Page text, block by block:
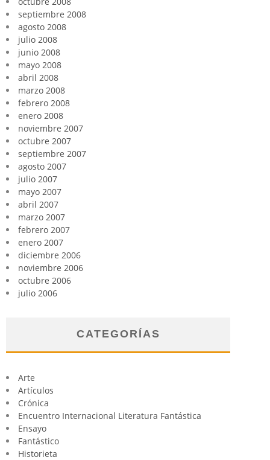
septiembre 2008
agosto 2008
julio 2008
junio 2008
mayo 2008
abril 2008
marzo 2008
febrero 2008
enero 2008
noviembre 2007
octubre 2007
septiembre 2007
agosto 2007
julio 2007
mayo 2007
abril 2007
marzo 2007
febrero 2007
enero 2007
diciembre 2006
noviembre 2006
octubre 2006
julio 2006
CATEGORÍAS
Arte
Artículos
Crónica
Encuentro Internacional Literatura Fantástica
Ensayo
Fantástico
Historieta